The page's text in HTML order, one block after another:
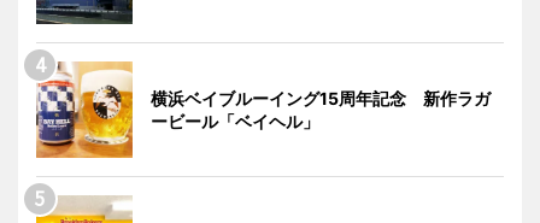
横浜ベイブルーイング15周年記念 新作ラガ
ービール「ベイヘル」